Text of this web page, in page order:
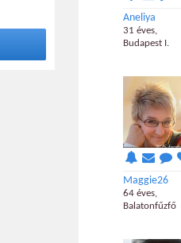
Aneliya
31 éves,
Budapest I.
Maggie26
64 éves,
Balatonfűzfő